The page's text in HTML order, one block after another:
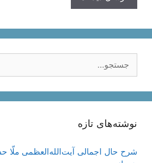
نوشته‌های تازه
شرح حال اجمالی آیت‌الله‌العظمی ملّا